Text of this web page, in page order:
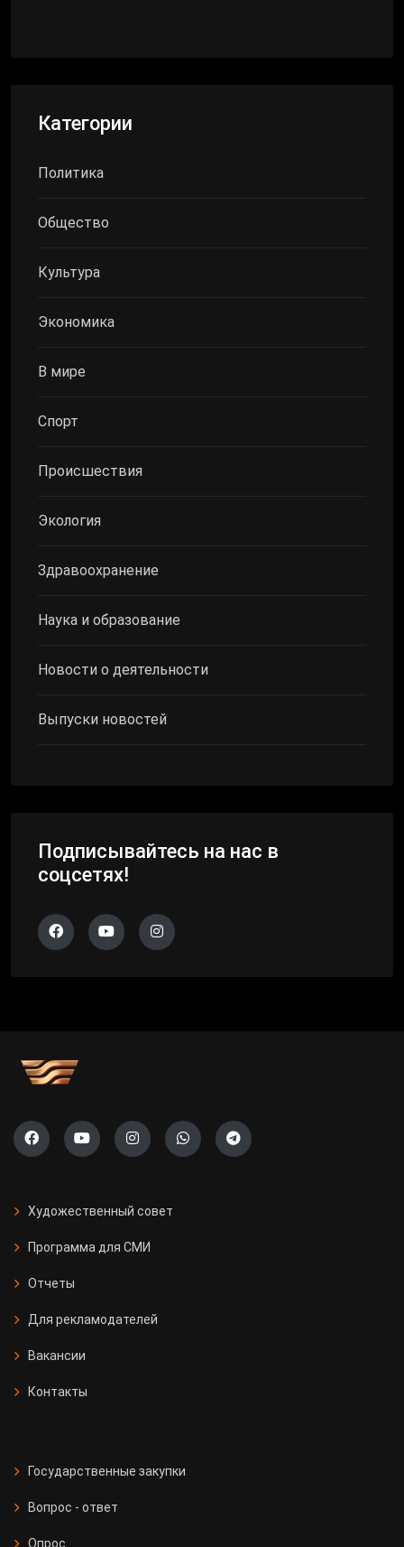
Категории
Политика
Общество
Культура
Экономика
В мире
Спорт
Происшествия
Экология
Здравоохранение
Наука и образование
Новости о деятельности
Выпуски новостей
Подписывайтесь на нас в
соцсетях!
Художественный совет
Программа для СМИ
Отчеты
Для рекламодателей
Вакансии
Контакты
Государственные закупки
Вопрос - ответ
Опрос